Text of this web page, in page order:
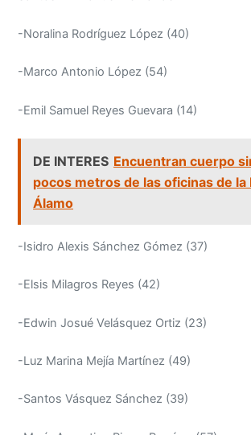
-Noralina Rodríguez López (40)
-Marco Antonio López (54)
-Emil Samuel Reyes Guevara (14)
DE INTERES Encuentran cuerpo
pocos metros de las oficinas de la
Álamo
-Isidro Alexis Sánchez Gómez (37)
-Elsis Milagros Reyes (42)
-Edwin Josué Velásquez Ortiz (23)
-Luz Marina Mejía Martínez (49)
-Santos Vásquez Sánchez (39)